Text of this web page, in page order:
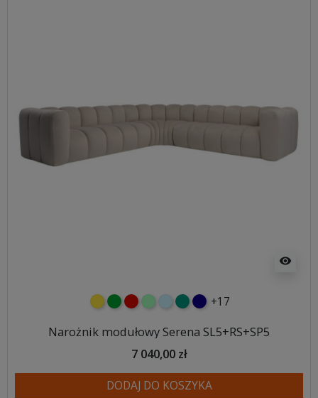
visibility
żółtyzielonyczerwony
miętowybłękitnyturkusowy
granatowy
+17
Narożnik modułowy Serena SL5+RS+SP5
7 040,00 zł
DODAJ DO KOSZYKA